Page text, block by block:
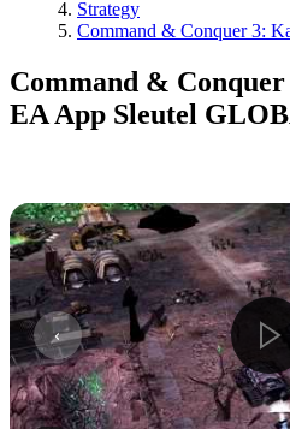
Strategy
Command & Conquer 3:
Command &
EA App Sleutel